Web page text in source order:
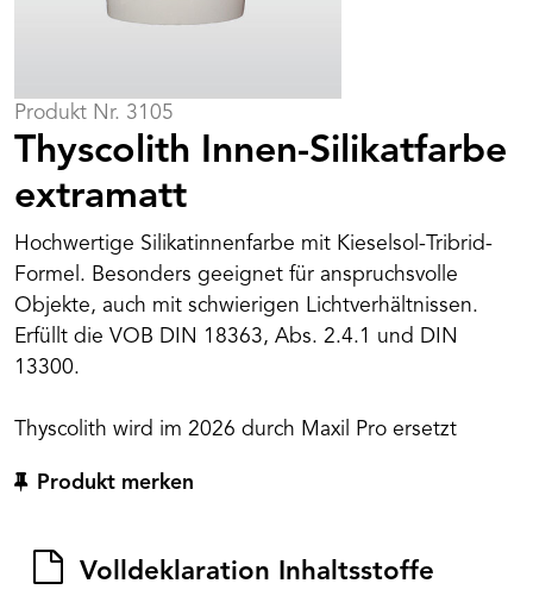
Produkt Nr. 3105
Thyscolith Innen-Silikatfarbe
extramatt
Hochwertige Silikatinnenfarbe mit Kieselsol-Tribrid-
Formel. Besonders geeignet für anspruchsvolle
Objekte, auch mit schwierigen Lichtverhältnissen.
Erfüllt die VOB DIN 18363, Abs. 2.4.1 und DIN
13300.
Thyscolith wird im 2026 durch Maxil Pro ersetzt
Produkt merken
Volldeklaration Inhaltsstoffe